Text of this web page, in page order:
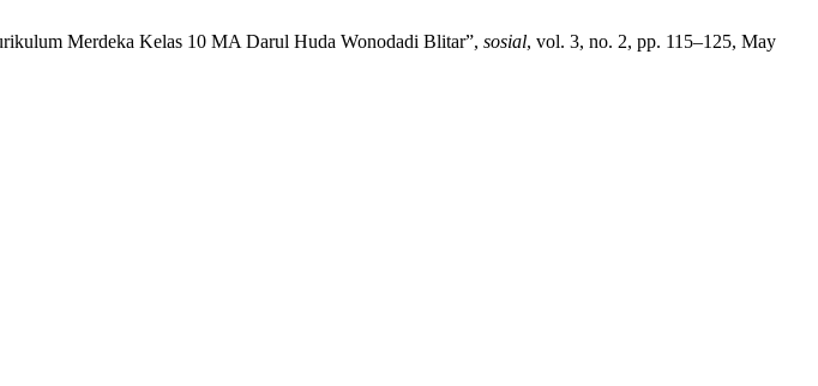
Merdeka Kelas 10 MA Darul Huda Wonodadi Blitar”, sosial, vol. 3, no. 2, pp. 115–125, May